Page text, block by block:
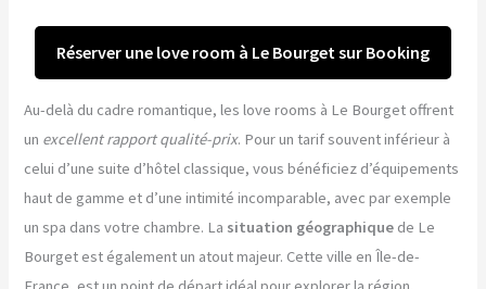
Réserver une love room à Le Bourget sur Booking
Au-delà du cadre romantique, les love rooms à Le Bourget offrent
un excellent rapport qualité-prix. Pour un tarif souvent inférieur à
celui d’une suite d’hôtel classique, vous bénéficiez d’équipements
haut de gamme et d’une intimité incomparable, avec par exemple
un spa dans votre chambre. La situation géographique de Le
Bourget est également un atout majeur. Cette ville en Île-de-